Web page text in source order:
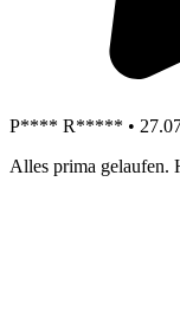
P**** R***** •
Alles prima gelaufen.